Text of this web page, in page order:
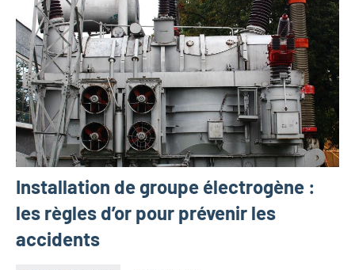
Installation de groupe électrogène :
les règles d’or pour prévenir les
accidents